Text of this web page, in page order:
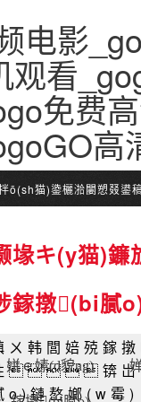
电影
看
免费
ō(sh猫)鍌欐湁闄愬叕鍙
堟キ(y猫)
鎵撴(bi膩
ㄨ韩閭婄殑
锛岀
o)鏈嶅嫏(w霉)
姘ｅ嫊(d貌ng)